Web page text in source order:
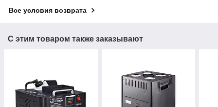
Все условия возврата
С этим товаром также заказывают